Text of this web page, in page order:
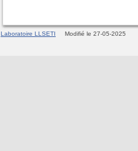
Laboratoire LLSETI Modifié le 27-05-2025